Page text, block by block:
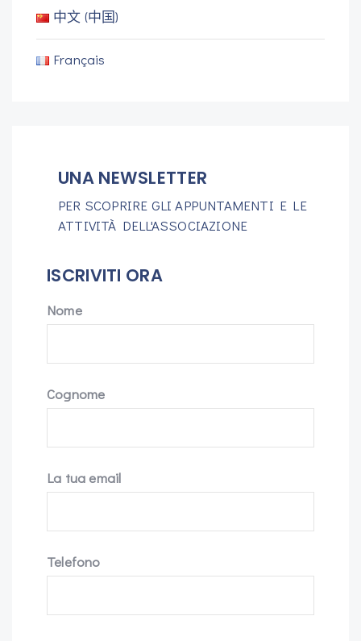
中文 (中国)
Français
UNA NEWSLETTER
PER SCOPRIRE GLI APPUNTAMENTI E LE
ATTIVITÀ DELL'ASSOCIAZIONE
ISCRIVITI ORA
Nome
Cognome
La tua email
Telefono